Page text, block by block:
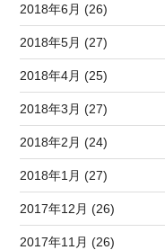
2018年6月 (26)
2018年5月 (27)
2018年4月 (25)
2018年3月 (27)
2018年2月 (24)
2018年1月 (27)
2017年12月 (26)
2017年11月 (26)